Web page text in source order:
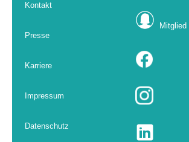
Kontakt
Presse
Karriere
Impressum
Datenschutz
Mitglied